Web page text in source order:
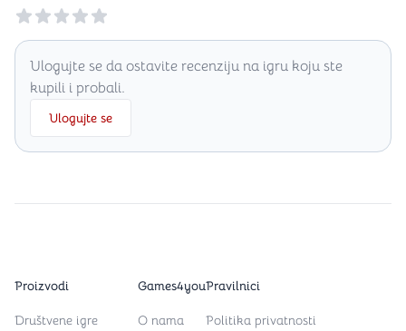
Reviews
Ulogujte se da ostavite recenziju na igru koju ste
kupili i probali.
Ulogujte se
Proizvodi
Društvene igre
Games4you
O nama
Pravilnici
Politika privatnosti